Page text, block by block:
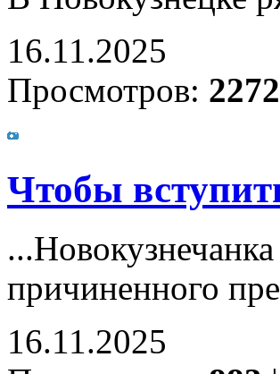
16.11.2025
Просмотров: 2272
Чтобы
причиненного
16.11.2025